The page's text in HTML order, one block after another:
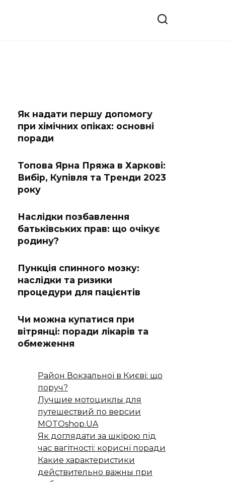
Як надати першу допомогу
при хімічних опіках: основні
поради
Топова Ярна Пряжа в Харкові:
Вибір, Купівля та Тренди 2023
року
Наслідки позбавлення
батьківських прав: що очікує
родину?
Пункція спинного мозку:
наслідки та ризики
процедури для пацієнтів
Чи можна купатися при
вітрянці: поради лікарів та
обмеження
Район Вокзальної в Києві: що
поруч?
Лучшие мотоциклы для
путешествий по версии
MOTOshop.UA
Як доглядати за шкірою під
час вагітності: корисні поради
Какие характеристики
действительно важны при